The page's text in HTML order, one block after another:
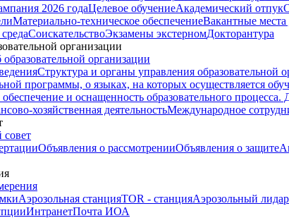
2026 годаЦелевое обучениеАкадемический отпук
Материально-техническое обеспечениеВакантные
СоискательствоЭкзамены экстерномДокторантура
организации
организации
Структура и органы управления образовательной
программы, о языках, на которых осуществляется
обеспечение и оснащенность образовательного процесса.
хозяйственная деятельностьМеждународное
Объявления о рассмотренииОбъявления о защите
Аэрозольная станцияTOR - станцияАэрозольный лидар
ИнтранетПочта ИОА